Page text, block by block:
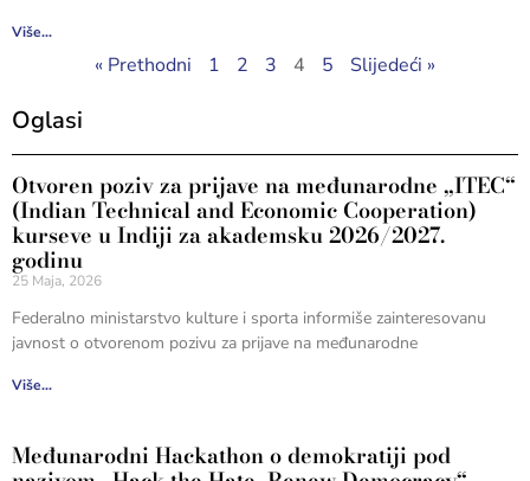
Više...
« Prethodni 1 2 3 4 5 Slijedeći »
Oglasi
Otvoren poziv za prijave na međunarodne „ITEC“
(Indian Technical and Economic Cooperation)
kurseve u Indiji za akademsku 2026/2027.
godinu
25 Maja, 2026
Federalno ministarstvo kulture i sporta informiše zainteresovanu
javnost o otvorenom pozivu za prijave na međunarodne
Više...
Međunarodni Hackathon o demokratiji pod